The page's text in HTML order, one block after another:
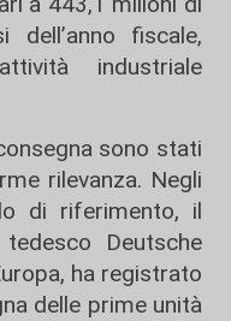
fiscale,
industriale
sono stati
rilevanza. Negli
di riferimento, il
Deutsche
ha registrato
delle prime unità